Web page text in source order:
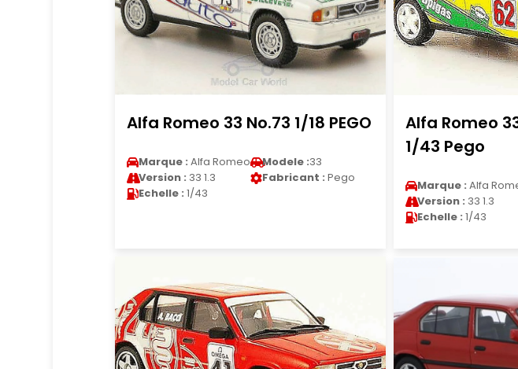
Alfa Romeo 33 No.73 1/18 PEGO
Marque : Alfa Romeo Modele :33
Version : 33 1.3 Fabricant : Pego
Echelle : 1/43
Alfa Romeo
1/43 Pego
Marque : Alfa
Version : 33 1.3
Echelle : 1/43